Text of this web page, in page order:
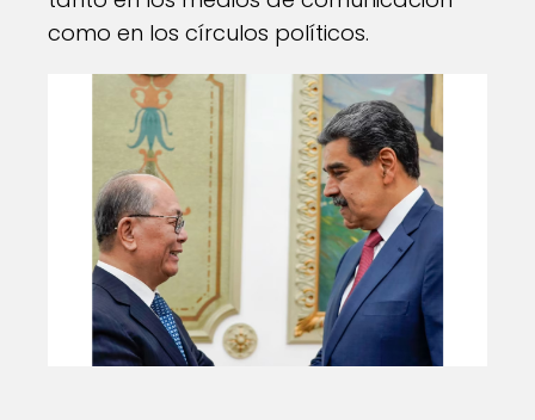
como en los círculos políticos.